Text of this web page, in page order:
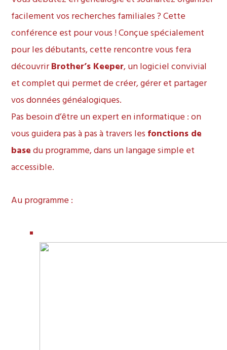
facilement vos recherches familiales ? Cette
conférence est pour vous ! Conçue spécialement
pour les débutants, cette rencontre vous fera
découvrirBrother’s Keeper, un logiciel convivial
et complet qui permet de créer, gérer et partager
vos données généalogiques.
Pas besoin d’être un expert en informatique : on
vous guidera pas à pas à travers les fonctions de
basedu programme, dans un langage simple et
accessible.
Au programme :